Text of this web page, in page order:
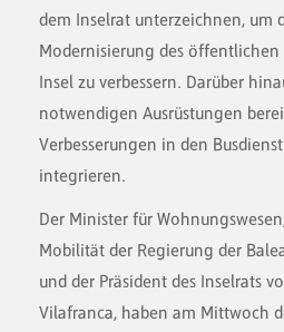
dem Inselrat unterzeichnen, um
Modernisierung des öffentlichen
Insel zu verbessern. Darüber
notwendigen Ausrüstungen
Verbesserungen in den
integrieren.
Der Minister für
Mobilität der Regierung der
und der Präsident des Inselrats
Vilafranca, haben am Mittwoch